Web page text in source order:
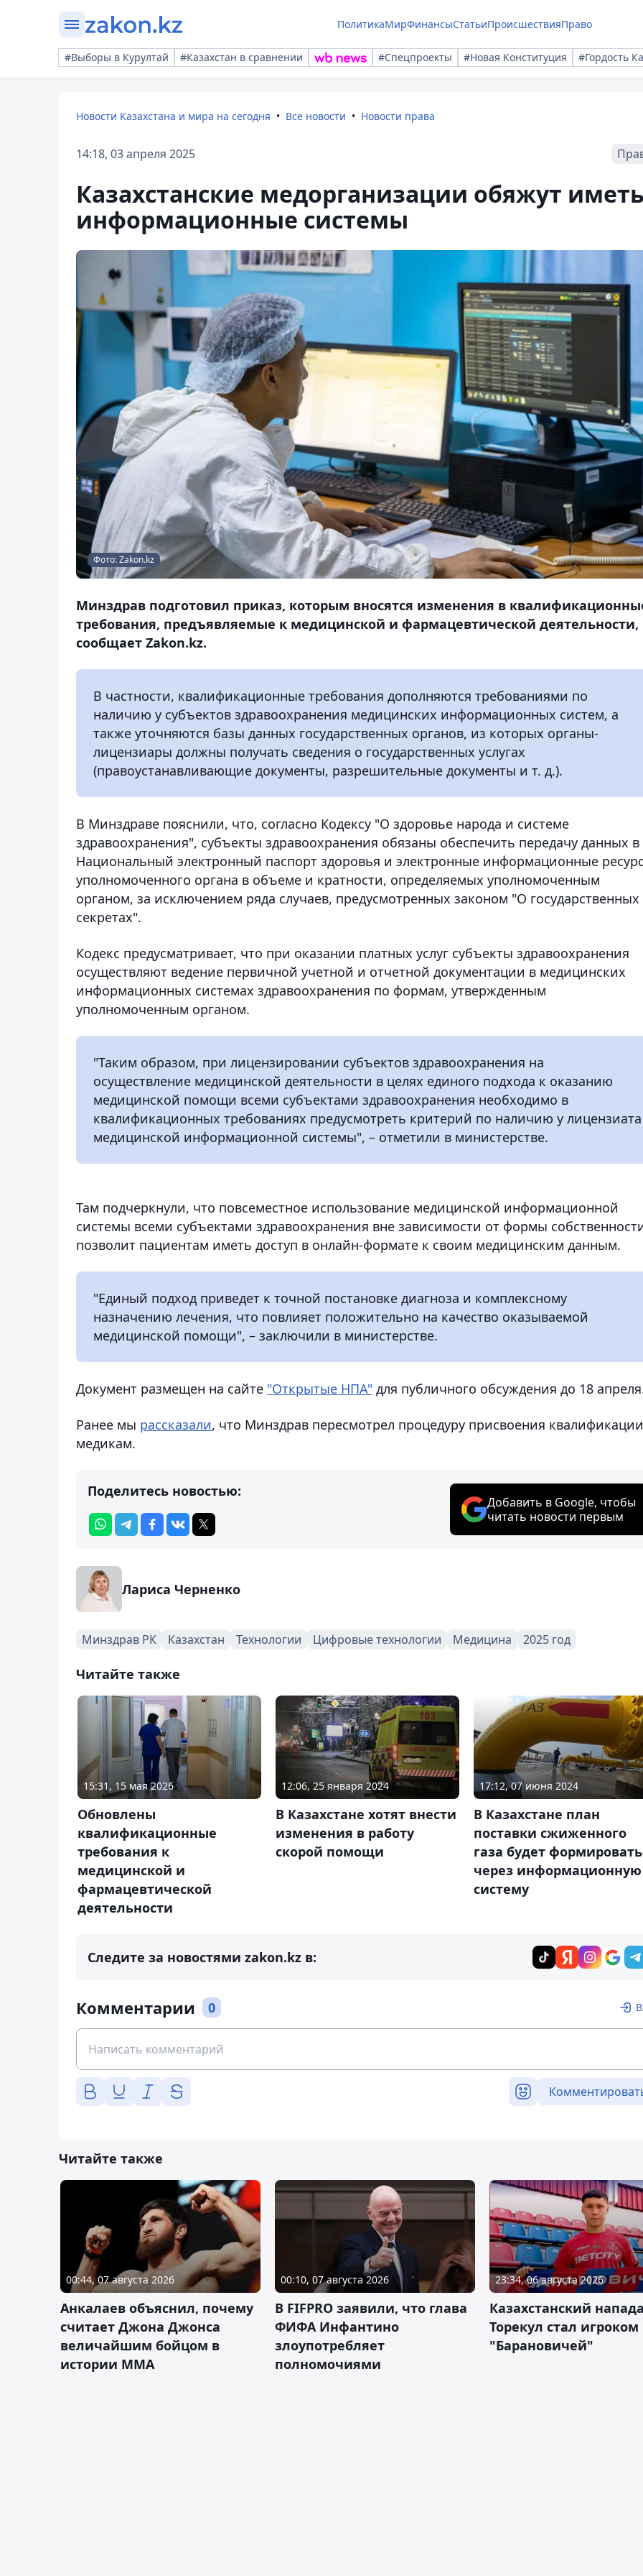
ПолитикаМирФинансыСтатьиПроисшествияПраво
#Выборы в Курултай #Казахстан в сравнении #Спецпроекты #Новая Конституция #Гордость
Новости Казахстана и мира на сегодня Все новости Новости права
14:18, 03 апреля 2025
Казахстанские медорганизации обяжут
информационные системы
Фото: Zakon.kz
Минздрав подготовил приказ, которым вносятся изменения в
требования, предъявляемые к медицинской и фармацевтической деятельности,
сообщает Zakon.kz.
В частности, квалификационные требования дополняются требованиями по
наличию у субъектов здравоохранения медицинских информационных систем, а
также уточняются базы данных государственных органов, из которых органы-
лицензиары должны получать сведения о государственных услугах
(правоустанавливающие документы, разрешительные документы и т. д.).
В Минздраве пояснили, что, согласно Кодексу "О здоровье народа и системе
здравоохранения", субъекты здравоохранения обязаны обеспечить передачу данных в
Национальный электронный паспорт здоровья и электронные информационные
уполномоченного органа в объеме и кратности, определяемых уполномоченным
органом, за исключением ряда случаев, предусмотренных законом "О государственных
секретах".
Кодекс предусматривает, что при оказании платных услуг субъекты здравоохранения
осуществляют ведение первичной учетной и отчетной документации в медицинских
информационных системах здравоохранения по формам, утвержденным
уполномоченным органом.
"Таким образом, при лицензировании субъектов здравоохранения на
осуществление медицинской деятельности в целях единого подхода к оказанию
медицинской помощи всеми субъектами здравоохранения необходимо в
квалификационных требованиях предусмотреть критерий по наличию у лицензиата
медицинской информационной системы", – отметили в министерстве.
Там подчеркнули, что повсеместное использование медицинской информационной
системы всеми субъектами здравоохранения вне зависимости от формы
позволит пациентам иметь доступ в онлайн-формате к своим медицинским данным.
"Единый подход приведет к точной постановке диагноза и комплексному
назначению лечения, что повлияет положительно на качество оказываемой
медицинской помощи", – заключили в министерстве.
Документ размещен на сайте "Открытые НПА" для публичного обсуждения до 18
Ранее мы рассказали, что Минздрав пересмотрел процедуру присвоения квалификации
медикам.
Поделитесь новостью:
Добавить в Google, чтобы
читать новости первым
Лариса Черненко
Минздрав РК Казахстан Технологии Цифровые технологии Медицина 2025 год
Читайте также
15:31, 15 мая 2026
Обновлены
квалификационные
требования к
медицинской и
фармацевтической
деятельности
12:06, 25 января 2024
В Казахстане хотят внести
изменения в работу
скорой помощи
17:12, 07 июня 2024
В Казахстане план
поставки сжиженного
газа будет
через информационную
систему
Следите за новостями zakon.kz в:
Комментарии 0
Читайте также
00:44, 07 августа 2026
Анкалаев объяснил, почему
считает Джона Джонса
величайшим бойцом в
истории ММА
00:10, 07 августа 2026
В FIFPRO заявили, что глава
ФИФА Инфантино
злоупотребляет
полномочиями
23:34, 06 августа 2026
Казахстанский
Торекул стал игроком
"Барановичей"